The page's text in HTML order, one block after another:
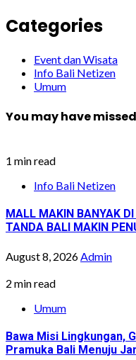
Categories
Event dan Wisata
Info Bali Netizen
Umum
You may have missed
1 min read
Info Bali Netizen
MALL MAKIN BANYAK
TANDA BALI MAKIN
August 8, 2026 Admin
2 min read
Umum
Bawa Misi Lingkungan,
Pramuka Bali Menuju